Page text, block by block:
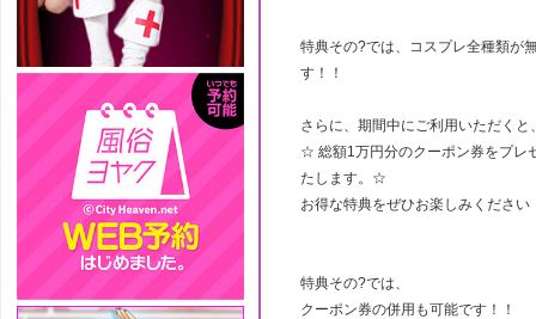
特典その?では、コスプレ全種類が
す！！
さらに、期間中にご利用いただくと
☆ 総額1万円分のクーポン券をプレ
たします。☆
お得な特典をぜひお楽しみください
特典その?では、
クーポン券の併用も可能です！！